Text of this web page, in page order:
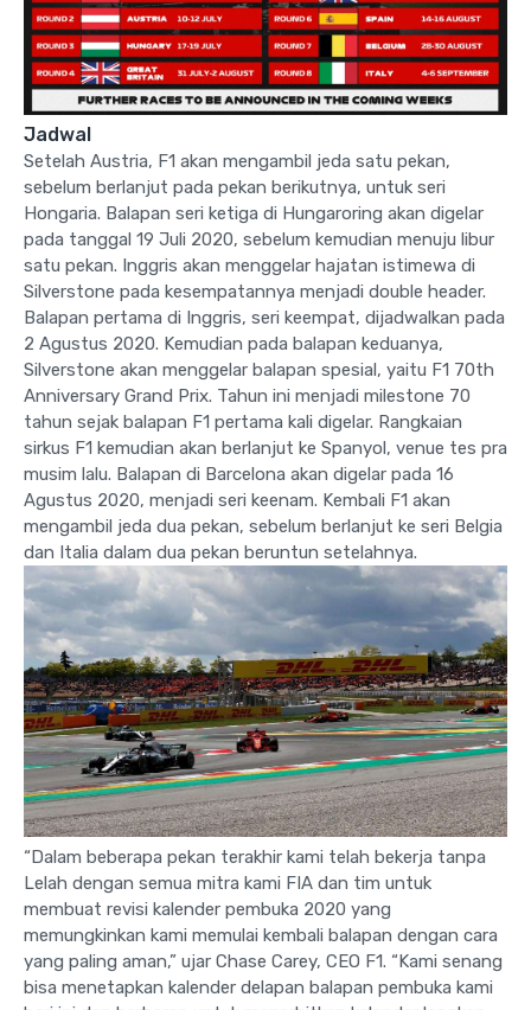
Jadwal
Setelah Austria, F1 akan mengambil jeda satu pekan,
sebelum berlanjut pada pekan berikutnya, untuk seri
Hongaria. Balapan seri ketiga di Hungaroring akan digelar
pada tanggal 19 Juli 2020, sebelum kemudian menuju libur
satu pekan. Inggris akan menggelar hajatan istimewa di
Silverstone pada kesempatannya menjadi double header.
Balapan pertama di Inggris, seri keempat, dijadwalkan pada
2 Agustus 2020. Kemudian pada balapan keduanya,
Silverstone akan menggelar balapan spesial, yaitu F1 70th
Anniversary Grand Prix. Tahun ini menjadi milestone 70
tahun sejak balapan F1 pertama kali digelar. Rangkaian
sirkus F1 kemudian akan berlanjut ke Spanyol, venue tes pra
musim lalu. Balapan di Barcelona akan digelar pada 16
Agustus 2020, menjadi seri keenam. Kembali F1 akan
mengambil jeda dua pekan, sebelum berlanjut ke seri Belgia
dan Italia dalam dua pekan beruntun setelahnya.
“Dalam beberapa pekan terakhir kami telah bekerja tanpa
Lelah dengan semua mitra kami FIA dan tim untuk
membuat revisi kalender pembuka 2020 yang
memungkinkan kami memulai kembali balapan dengan cara
yang paling aman,” ujar Chase Carey, CEO F1. “Kami senang
bisa menetapkan kalender delapan balapan pembuka kami